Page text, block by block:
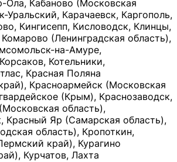
Ола, Кабаново (Московская
Уральский, Карачаевск, Каргополь,
Кингисепп, Кисловодск, Клинцы,
(Ленинградская область),
на-Амуре,
Котельники,
Красная Поляна
Красноармейск (Московская
(Крым), Краснозаводск,
область),
Красный Яр (Самарская область),
область), Кропоткин,
край), Курагино
Курчатов, Лахта